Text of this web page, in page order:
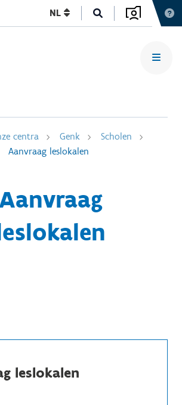
NL
centra Genk
Scholen
Aanvraag leslokalen
leslokalen